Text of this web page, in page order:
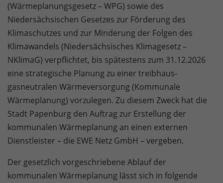
(Wärmeplanungsgesetz – WPG) sowie des
Niedersächsischen Gesetzes zur Förderung des
Klimaschutzes und zur Minderung der Folgen des
Klimawandels (Niedersächsisches Klimagesetz –
NKlimaG) verpflichtet, bis spätestens zum 31.12.2026
eine strategische Planung zu einer treibhaus-
gasneutralen Wärmeversorgung (Kommunale
Wärmeplanung) vorzulegen. Zu diesem Zweck hat die
Stadt Papenburg den Auftrag zur Erstellung der
kommunalen Wärmeplanung an einen externen
Dienstleister – die EWE Netz GmbH – vergeben.
Der gesetzlich vorgeschriebene Ablauf der
kommunalen Wärmeplanung lässt sich in folgende